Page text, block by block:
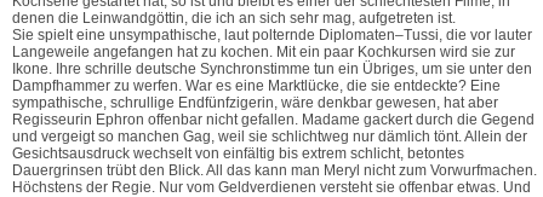
denen die Leinwandgöttin, die ich an sich sehr mag, aufgetreten ist.
Sie spielt eine unsympathische, laut polternde Diplomaten–Tussi, die vor lauter
Langeweile angefangen hat zu kochen. Mit ein paar Kochkursen wird sie zur
Ikone. Ihre schrille deutsche Synchronstimme tun ein Übriges, um sie unter den
Dampfhammer zu werfen. War es eine Marktlücke, die sie entdeckte? Eine
sympathische, schrullige Endfünfzigerin, wäre denkbar gewesen, hat aber
Regisseurin Ephron offenbar nicht gefallen. Madame gackert durch die Gegend
und vergeigt so manchen Gag, weil sie schlichtweg nur dämlich tönt. Allein der
Gesichtsausdruck wechselt von einfältig bis extrem schlicht, betontes
Dauergrinsen trübt den Blick. All das kann man Meryl nicht zum Vorwurfmachen.
Höchstens der Regie. Nur vom Geldverdienen versteht sie offenbar etwas. Und